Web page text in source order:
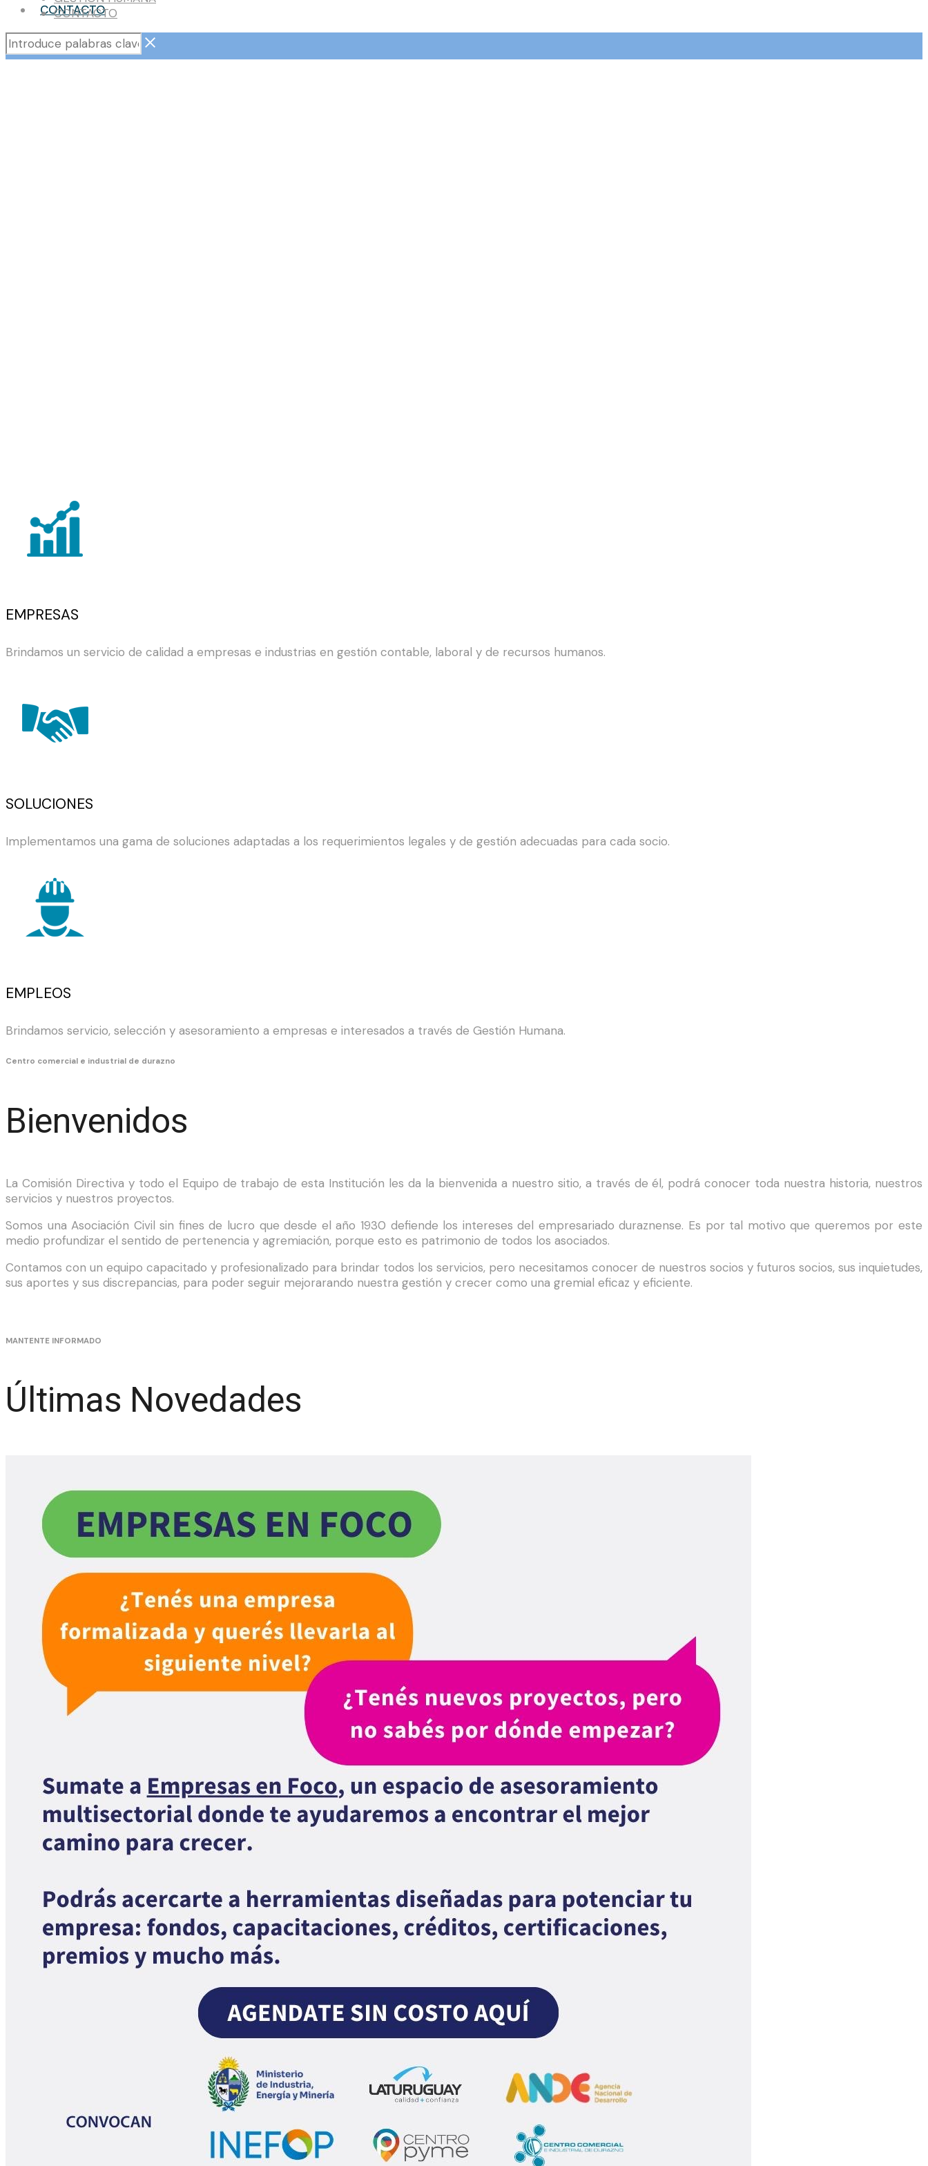
CONTACTO
CONTACTO
EMPRESAS
Brindamos un servicio de calidad a empresas e industrias en gestión contable, laboral y de recursos humanos.
SOLUCIONES
Implementamos una gama de soluciones adaptadas a los requerimientos legales y de gestión adecuadas para cada socio.
EMPLEOS
Brindamos servicio, selección y asesoramiento a empresas e interesados a través de Gestión Humana.
Centro comercial e industrial de durazno
Bienvenidos
La Comisión Directiva y todo el Equipo de trabajo de esta Institución les da la bienvenida a nuestro sitio, a través de él, podrá conocer toda nuestra historia, nuestros
servicios y nuestros proyectos.
Somos una Asociación Civil sin fines de lucro que desde el año 1930 defiende los intereses del empresariado duraznense. Es por tal motivo que queremos por este
medio profundizar el sentido de pertenencia y agremiación, porque esto es patrimonio de todos los asociados.
Contamos con un equipo capacitado y profesionalizado para brindar todos los servicios, pero necesitamos conocer de nuestros socios y futuros socios, sus inquietudes,
sus aportes y sus discrepancias, para poder seguir mejorarando nuestra gestión y crecer como una gremial eficaz y eficiente.
MANTENTE INFORMADO
Últimas Novedades